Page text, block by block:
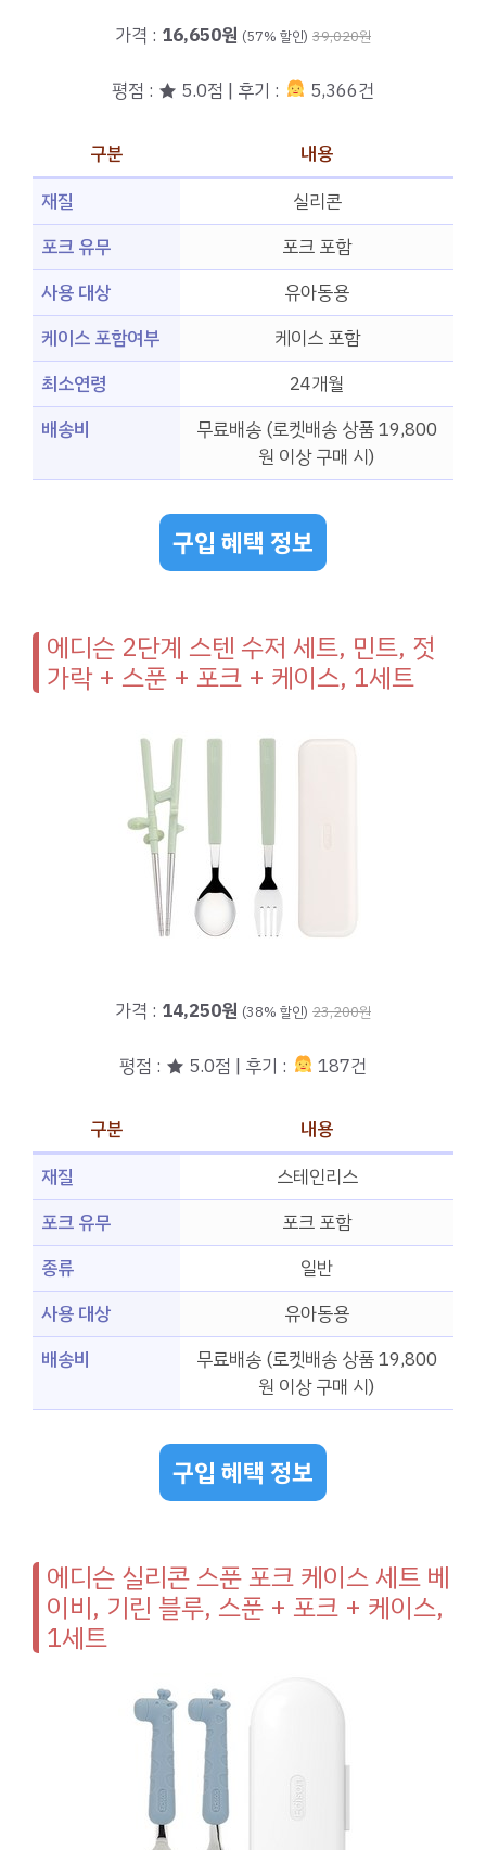
가격 : 16,650원 (57% 할인) 39,020원
평점 : ★ 5.0점 | 후기 : 5,366건
구분
내용
재질
실리콘
포크 유무
포크 포함
사용 대상
유아동용
케이스 포함여부
케이스 포함
최소연령
24개월
배송비
무료배송 (로켓배송 상품 19,800
원 이상 구매 시)
구입 혜택 정보
에디슨 2단계 스텐 수저 세트, 민트, 젓
가락 + 스푼 + 포크 + 케이스, 1세트
가격 : 14,250원 (38% 할인) 23,200원
평점 : ★ 5.0점 | 후기 : 187건
구분
내용
재질
스테인리스
포크 유무
포크 포함
종류
일반
사용 대상
유아동용
배송비
무료배송 (로켓배송 상품 19,800
원 이상 구매 시)
구입 혜택 정보
에디슨 실리콘 스푼 포크 케이스 세트 베
이비, 기린 블루, 스푼 + 포크 + 케이스,
1세트